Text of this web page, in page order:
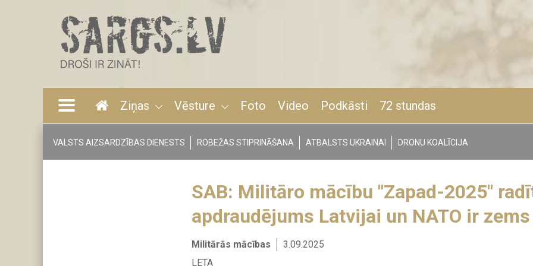
Main
navigation
Ziņas Vēsture Foto Video Podkāsti 72 stundas
VALSTS AIZSARDZĪBAS DIENESTS ROBEŽAS STIPRINĀŠANA ATBALSTS UKRAINAI DRONU KOALĪCIJA
SAB: Militāro mācību "Zapad-2025"
apdraudējums Latvijai un NATO ir zems
Militārās mācības
3.09.2025
LETA